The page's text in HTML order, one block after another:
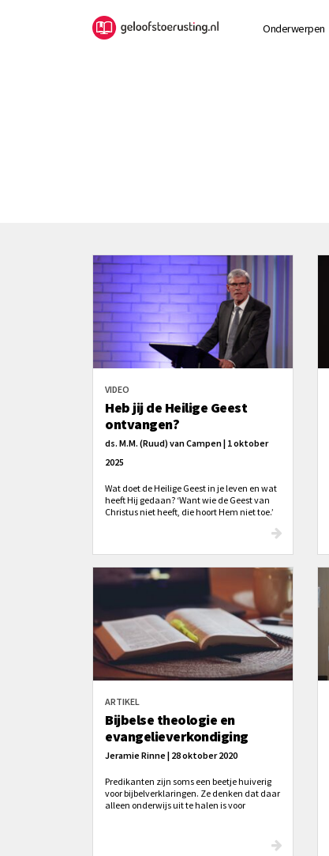
Onderwerpen
VIDEO
Heb jij de Heilige Geest
ontvangen?
ds. M.M. (Ruud) van Campen | 1 oktober
2025
Wat doet de Heilige Geest in je leven en wat
heeft Hij gedaan? ‘Want wie de Geest van
Christus niet heeft, die hoort Hem niet toe.’
ARTIKEL
Bijbelse theologie en
evangelieverkondiging
Jeramie Rinne | 28 oktober 2020
Predikanten zijn soms een beetje huiverig
voor bijbelverklaringen. Ze denken dat daar
alleen onderwijs uit te halen is voor